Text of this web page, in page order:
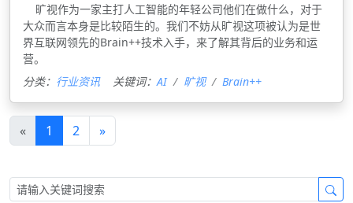
旷视作为一家主打人工智能的年轻公司他们在做什么，对于
大众而言本身是比较陌生的。我们不妨从旷视这项被认为是世
界互联网领先的Brain++技术入手，来了解其背后的业务和运
营。
分类： 行业资讯 关键词： AI 旷视 Brain++
« 1 2 »